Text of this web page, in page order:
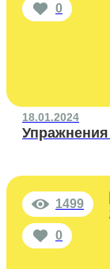
0
18.01.2024
1499
0